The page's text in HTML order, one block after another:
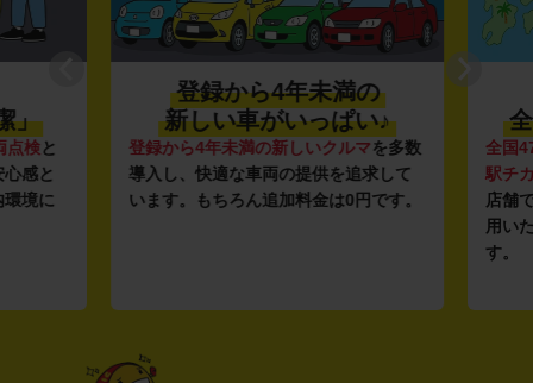
」
検と
感と
境に
登録から4年未満の
新しい車がいっぱい♪
登録から4年未満の新しいクルマを多数
導入し、快適な車両の提供を追求して
います。もちろん追加料金は0円です。
全
全国
駅チ
店舗
用い
す。